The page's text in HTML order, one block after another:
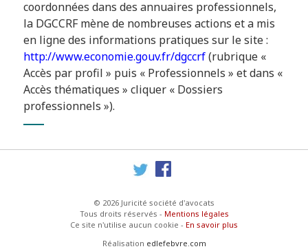
coordonnées dans des annuaires professionnels,
la DGCCRF mène de nombreuses actions et a mis
en ligne des informations pratiques sur le site :
http://www.economie.gouv.fr/dgccrf(rubrique «
Accès par profil » puis « Professionnels » et dans «
Accès thématiques » cliquer « Dossiers
professionnels »).
© 2026 Juricité société d'avocats
Tous droits réservés - Mentions légales
Ce site n'utilise aucun cookie - En savoir plus
Réalisation edlefebvre.com